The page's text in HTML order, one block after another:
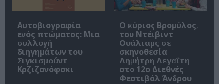
Αυτοβιογραφία
ενός πτώματος: Μια
συλλογή
διηγημάτων του
Σιγκισμούντ
Κρζιζανόφσκι
O κύριος Βρομύλος,
του Ντέιβιντ
Ουάλιαμς σε
σκηνοθεσία
Δημήτρη Δεγαΐτη
στο 12ο Διεθνές
Φεστιβάλ Άνδρου